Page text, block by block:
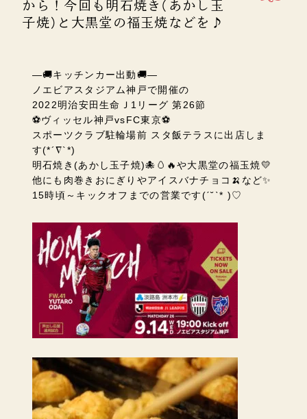
から！今回も明石焼き(あかし玉
子焼)と大黒堂の福玉焼などを♪
―🚚キッチンカー出動🚚―
ノエビアスタジアム神戸で開催の
2022明治安田生命Ｊ1リーグ 第26節
⚽ヴィッセル神戸vsFC東京⚽
スポーツクラブ駐輪場前 スタ飯テラスに出店しま
す(*´∇`*)
明石焼き(あかし玉子焼)🐙🥚🔥や大黒堂の福玉焼💛
他にも肉巻きおにぎりやアイスバナチョコ🍌など✨
15時頃～キックオフまでの営業です(ˊ˘ˋ* )♡